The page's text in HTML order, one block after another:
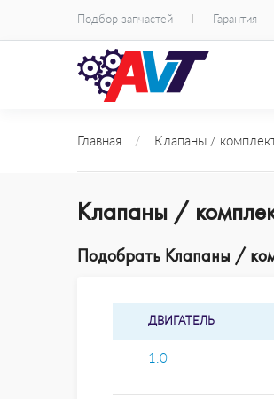
Подбор запчастей Гарантия
Главная / Клапаны /
Клапаны /
Подобрать Клапаны /
ДВИГАТЕЛЬ
1.0